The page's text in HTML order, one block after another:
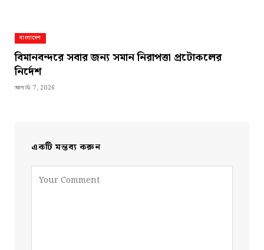
বাংলাদেশ
বিমানবন্দরে সবার জন্য সমান নিরাপত্তা প্রটোকলের
নির্দেশ
আগস্ট 7, 2026
একটি মন্তব্য করুন